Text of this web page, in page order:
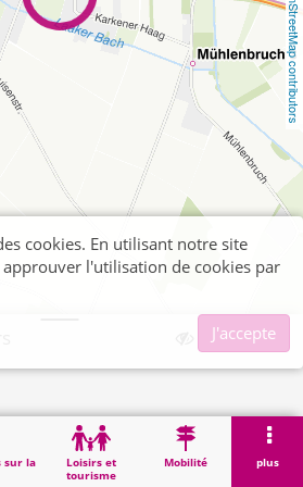
OpenStreetMap contributors
sur la
Loisirs et
tourisme
Mobilité plus
cookies. En utilisant notre site
l'utilisation de cookies par
J'accepte